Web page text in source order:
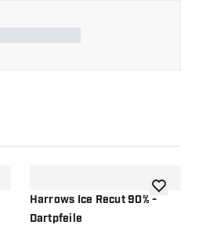
hinzufügen
Harrows Ice Recut 90% -
Dartpfeile
Zur